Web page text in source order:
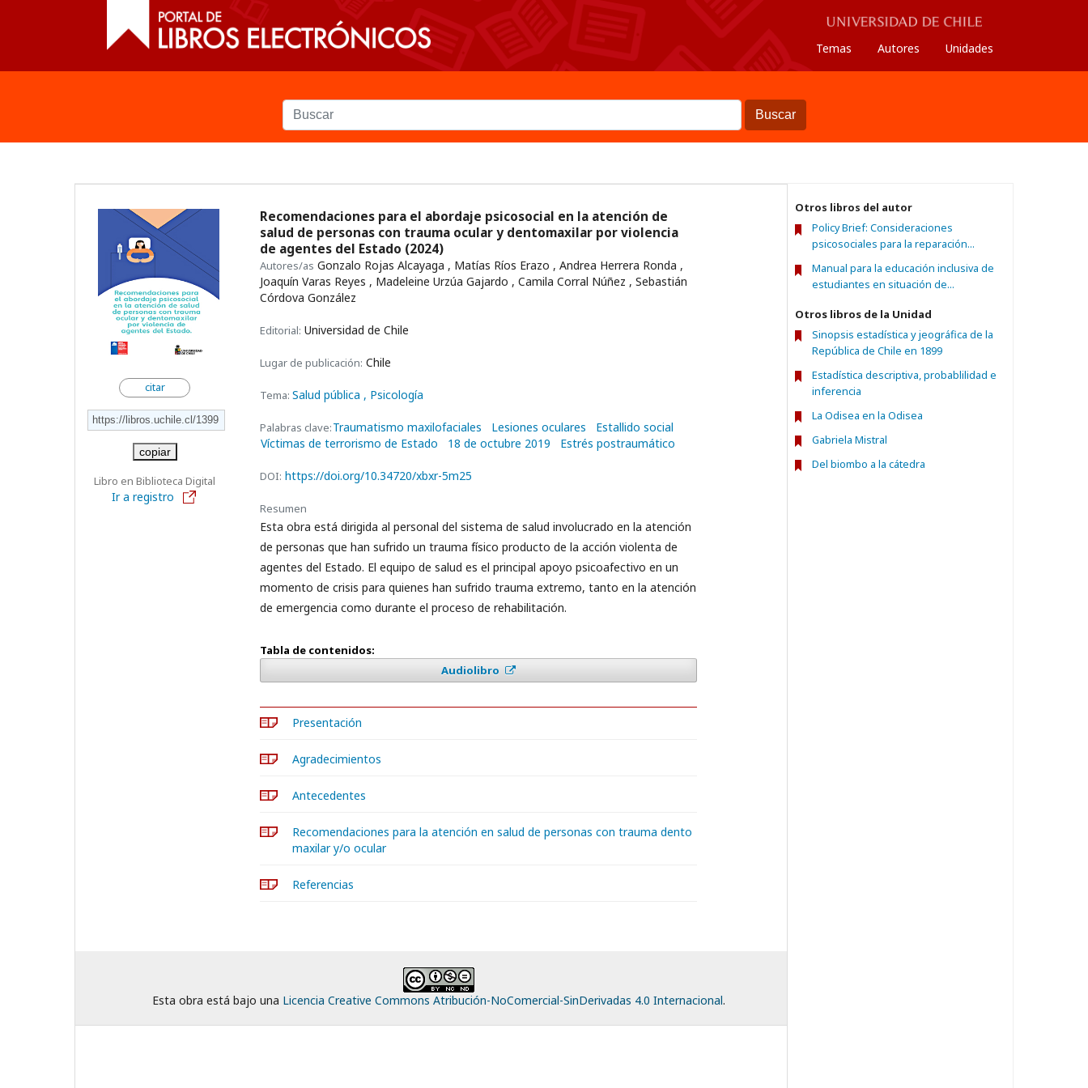
Temas Autores Unidades
Buscar
citar
copiar
Libro en Biblioteca Digital
Ir a registro
Recomendaciones para el abordaje psicosocial en la atención de
salud de personas con trauma ocular y dentomaxilar por violencia
de agentes del Estado (2024)
Autores/as Gonzalo Rojas Alcayaga , Matías Ríos Erazo , Andrea Herrera Ronda ,
Joaquín Varas Reyes , Madeleine Urzúa Gajardo , Camila Corral Núñez , Sebastián
Córdova González
Editorial: Universidad de Chile
Lugar de publicación: Chile
Tema: Salud pública , Psicología
Palabras clave:Traumatismo maxilofaciales Lesiones oculares
Estallido social
Víctimas de terrorismo de Estado
18 de octubre 2019 Estrés postraumático
DOI: https://doi.org/10.34720/xbxr-5m25
Resumen
Esta obra está dirigida al personal del sistema de salud involucrado en la atención
de personas que han sufrido un trauma físico producto de la acción violenta de
agentes del Estado. El equipo de salud es el principal apoyo psicoafectivo en un
momento de crisis para quienes han sufrido trauma extremo, tanto en la atención
de emergencia como durante el proceso de rehabilitación.
Tabla de contenidos:
Audiolibro
Presentación
Agradecimientos
Antecedentes
Recomendaciones para la atención en salud de personas con trauma dento
maxilar y/o ocular
Referencias
Esta obra está bajo una Licencia Creative Commons Atribución-NoComercial-SinDerivadas 4.0 Internacional.
Otros libros del autor
Policy Brief: Consideraciones
psicosociales para la reparación...
Manual para la educación inclusiva de
estudiantes en situación de...
Otros libros de la Unidad
Sinopsis estadística y jeográfica de la
República de Chile en 1899
Estadística descriptiva, probablilidad e
inferencia
La Odisea en la Odisea
Gabriela Mistral
Del biombo a la cátedra